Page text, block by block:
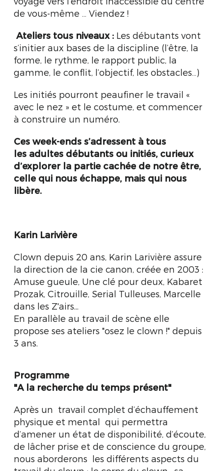
de vous-même … Viendez !
Ateliers tous niveaux : Les débutants vont
s’initier aux bases de la discipline (l’être, la
forme, le rythme, le rapport public, la
gamme, le conflit, l’objectif, les obstacles…)
Les initiés pourront peaufiner le travail «
avec le nez » et le costume, et commencer
à construire un numéro.
Ces week-ends s’adressent à tous
les adultes débutants ou initiés, curieux
d’explorer la partie cachée de notre être,
celle qui nous échappe, mais qui nous
libère.
Karin Larivière
Clown depuis 20 ans, Karin Larivière assure
la direction de la cie canon, créée en 2003 :
Amuse gueule, Une clé pour deux, Kabaret
Prozak, Citrouille, Serial Tulleuses, Marcelle
dans les Z'airs...
En parallèle au travail de scène elle
propose ses ateliers "osez le clown !" depuis
3 ans.
Programme
"A la recherche du temps présent"
Après un travail complet d’échauffement
physique et mental qui permettra
d’amener un état de disponibilité, d’écoute,
de lâcher prise et de conscience du groupe,
nous aborderons les différents aspects du